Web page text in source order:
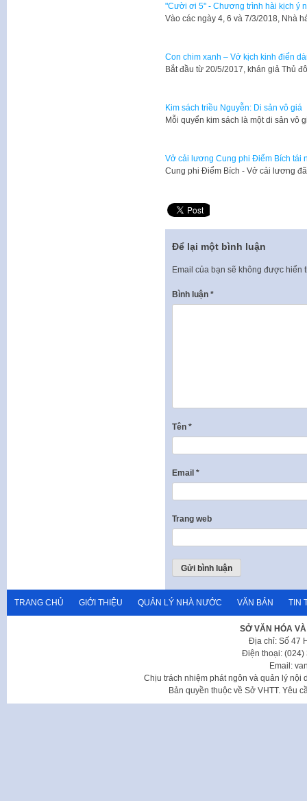
"Cười ơi 5" - Chương trình hài kịch ý
Vào các ngày 4, 6 và 7/3/2018, Nhà
Con chim xanh – Vở kịch kinh điển
Bắt đầu từ 20/5/2017, khán giả Thủ
Kim sách triều Nguyễn: Di sản vô giá
Mỗi quyển kim sách là một di sản
Vở cải lương Cung phi Điểm Bích tái
Cung phi Điểm Bích - Vở cải lương
Để lại một bình luận
Email của bạn sẽ không được hiển
Bình luận *
Tên *
Email *
Trang web
TRANG CHỦ GIỚI THIỆU QUẢN LÝ NHÀ NƯỚC VĂN BẢN TIN
SỞ VĂN HÓA
Địa chỉ: Số 47
Điện thoại: (024)
Email:
Chịu trách nhiệm phát ngôn và quản lý nội
Bản quyền thuộc về Sở VHTT. Yêu